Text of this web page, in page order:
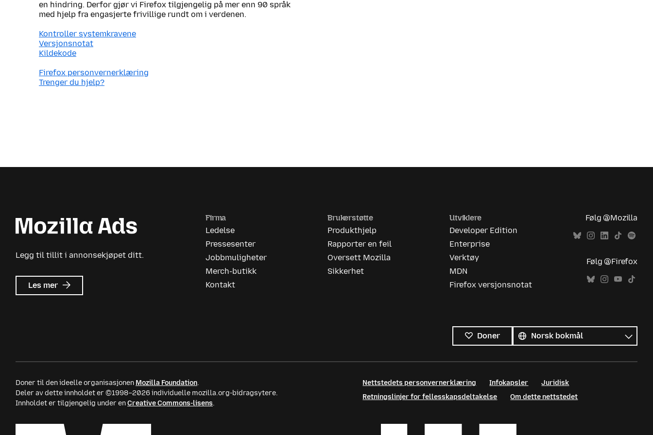
en hindring. Derfor gjør vi Firefox tilgjengelig på mer enn 90 språk
med hjelp fra engasjerte frivillige rundt om i verdenen.
Kontroller systemkravene
Versjonsnotat
Kildekode
Firefox personvernerklæring
Trenger du hjelp?
Legg til tillit i annonsekjøpet ditt.
Les mer om
Mozilla
Firma
Ledelse
Pressesenter
Jobbmuligheter
Merch-butikk
Kontakt
Brukerstøtte
Produkthjelp
Rapporter en feil
Oversett Mozilla
Sikkerhet
Utviklere
Developer Edition
Enterprise
Verktøy
MDN
Firefox versjonsnotat
Følg @Mozilla
Følg @Firefox
Doner
språk
Språk
Doner til den ideelle organisasjonen Mozilla Foundation.
Deler av dette innholdet er ©1998–2026 individuelle mozilla.org-bidragsytere.
Innholdet er tilgjengelig under enCreative Commons-lisens.
Nettstedets personvernerklæring Infokapsler
Juridisk
Retningslinjer for fellesskapsdeltakelse
Om dette nettstedet